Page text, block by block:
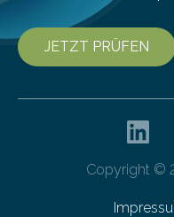
JETZT PRÜFEN
Copyright ©